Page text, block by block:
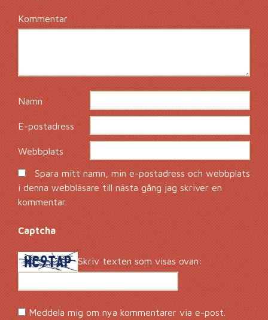
Kommentar*
Namn *
E-postadress*
Webbplats
Spara mitt namn, min e-postadress och webbplats
i denna webbläsare till nästa gång jag skriver en
kommentar.
Captcha*
Skriv texten som visas ovan:
Meddela mig om nya kommentarer via e-post.